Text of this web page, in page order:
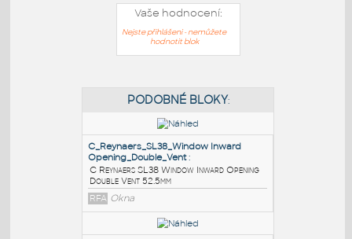
Vaše hodnocení:
Nejste přihlášeni - nemůžete
hodnotit blok
PODOBNÉ BLOKY